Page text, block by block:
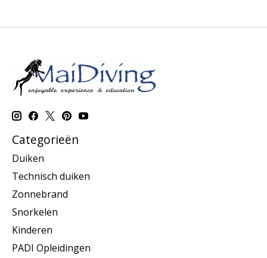
Categorieën
Duiken
Technisch duiken
Zonnebrand
Snorkelen
Kinderen
PADI Opleidingen